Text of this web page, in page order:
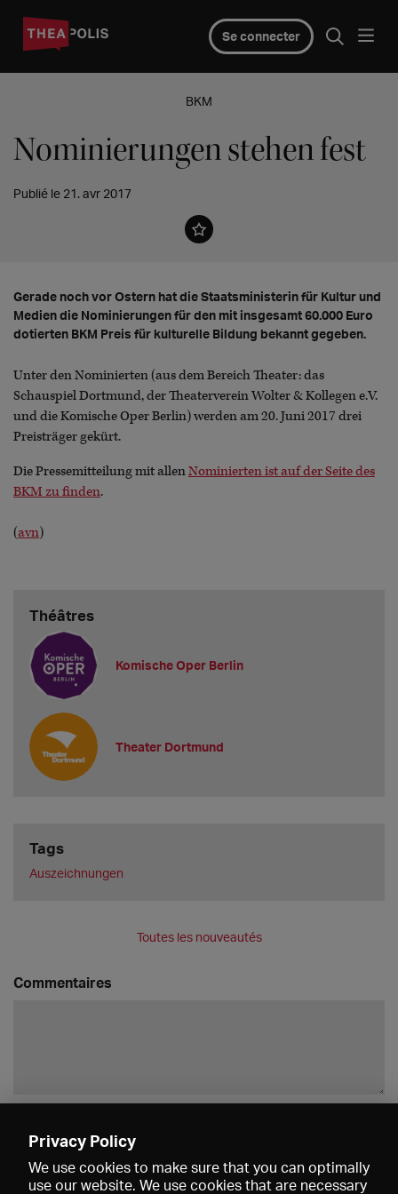
Se connecter
BKM
Nominierungen stehen fest
Publié le 21. avr 2017
Gerade noch vor Ostern hat die Staatsministerin für Kultur und
Medien die Nominierungen für den mit insgesamt 60.000 Euro
dotierten BKM Preis für kulturelle Bildung bekannt gegeben.
Unter den Nominierten (aus dem Bereich Theater: das
Schauspiel Dortmund, der Theaterverein Wolter & Kollegen e.V.
und die Komische Oper Berlin) werden am 20. Juni 2017 drei
Preisträger gekürt.
Die Pressemitteilung mit allenNominierten ist auf der Seite des
BKM zu finden.
(avn)
Théâtres
Komische Oper Berlin
Theater Dortmund
Tags
Auszeichnungen
Toutes les nouveautés
Commentaires
Privacy Policy
We use cookies to make sure that you can optimally
use our website. We use cookies that are necessary